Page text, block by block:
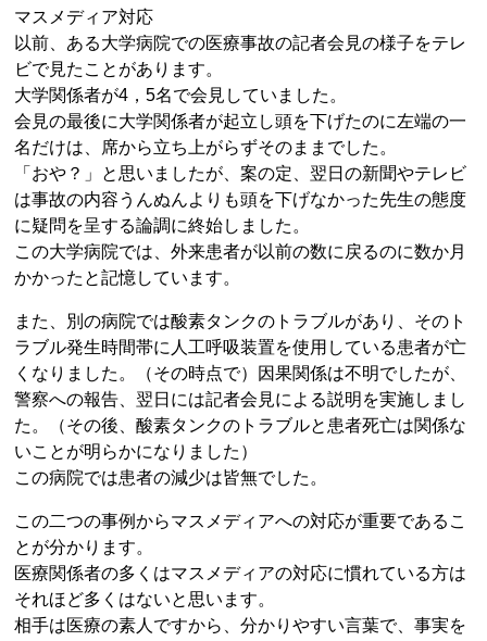
マスメディア対応
以前、ある大学病院での医療事故の記者会見の様子をテレ
ビで見たことがあります。
大学関係者が4，5名で会見していました。
会見の最後に大学関係者が起立し頭を下げたのに左端の一
名だけは、席から立ち上がらずそのままでした。
「おや？」と思いましたが、案の定、翌日の新聞やテレビ
は事故の内容うんぬんよりも頭を下げなかった先生の態度
に疑問を呈する論調に終始しました。
この大学病院では、外来患者が以前の数に戻るのに数か月
かかったと記憶しています。
また、別の病院では酸素タンクのトラブルがあり、そのト
ラブル発生時間帯に人工呼吸装置を使用している患者が亡
くなりました。（その時点で）因果関係は不明でしたが、
警察への報告、翌日には記者会見による説明を実施しまし
た。（その後、酸素タンクのトラブルと患者死亡は関係な
いことが明らかになりました）
この病院では患者の減少は皆無でした。
この二つの事例からマスメディアへの対応が重要であるこ
とが分かります。
医療関係者の多くはマスメディアの対応に慣れている方は
それほど多くはないと思います。
相手は医療の素人ですから、分かりやすい言葉で、事実を